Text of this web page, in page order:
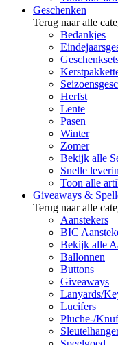
Geschenken
Terug naar alle
Bedankjes
Herfst
Lente
Pasen
Winter
Zomer
Bekijk alle
Snelle
Toon alle
Giveaways &
Terug naar alle
Aanstekers
BIC
Bekijk alle
Ballonnen
Buttons
Giveaways
Lanyards/
Lucifers
Pluche-/